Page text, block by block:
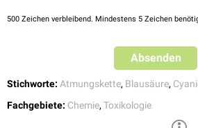
500 Zeichen verbleibend. Mindestens 5 Zeichen
Absenden
Stichworte: Atmungskette, Blausäure,
Fachgebiete: Chemie, Toxikologie